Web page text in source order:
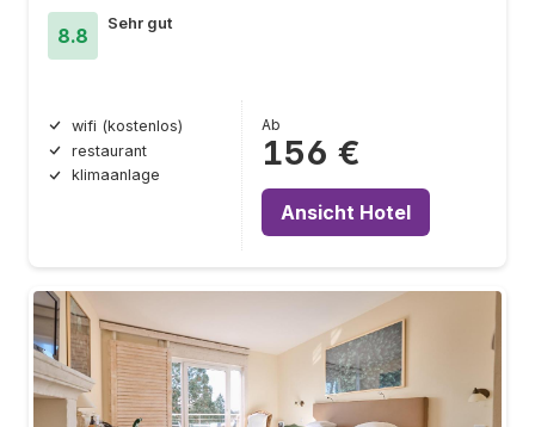
8.8
Sehr gut
wifi (kostenlos)
restaurant
klimaanlage
Ab
156 €
Ansicht Hotel